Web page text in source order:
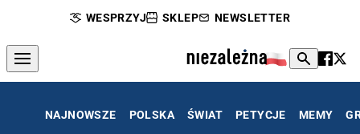
WESPRZYJ SKLEP NEWSLETTER
NAJNOWSZE POLSKA ŚWIAT PETYCJE MEMY